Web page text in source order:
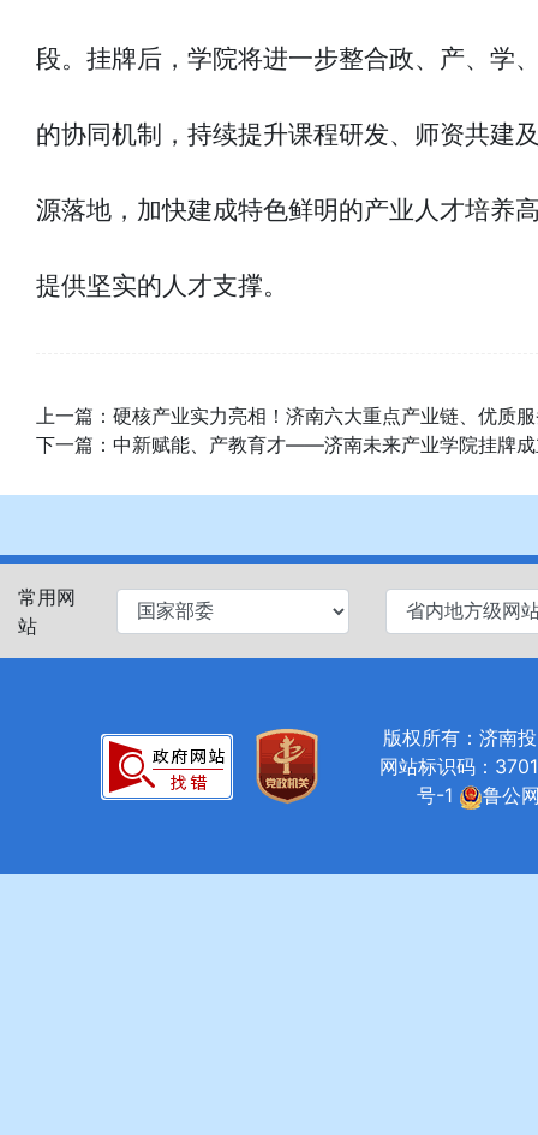
段。挂牌后，学院将进一步整合政、产、学
的协同机制，持续提升课程研发、师资共建
源落地，加快建成特色鲜明的产业人才培养
提供坚实的人才支撑。
上一篇： 硬核产业实力亮相！济南六大重点产业链、优质
下一篇： 中新赋能、产教育才——济南未来产业学院挂牌
常用网
站
版权所有：济南
网站标识码：
号-1
鲁公